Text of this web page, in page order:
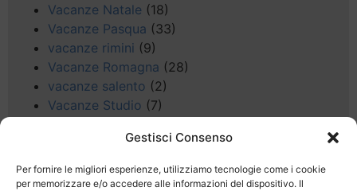
Gestisci Consenso
Per fornire le migliori esperienze, utilizziamo tecnologie come i cookie
per memorizzare e/o accedere alle informazioni del dispositivo. Il
Vacanze Natale (18)
Vacanze Pasqua (33)
vacanze rimini (9)
Vacanze Romagna (28)
vacanze salento (2)
Vacanze Studio (7)
Valle d'Aosta(5)
Veneto (25)
Voli low cost(4)